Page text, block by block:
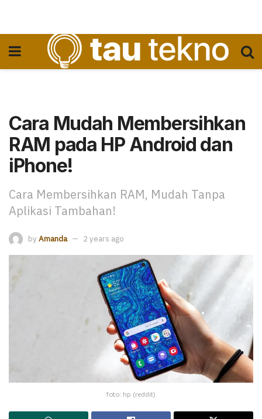
Cara Mudah Membersihkan
RAM pada HP Android dan
iPhone!
Cara Membersihkan RAM, Mudah Tanpa
Aplikasi Tambahan!
by Amanda 2 years ago
foto: hp (reddit)